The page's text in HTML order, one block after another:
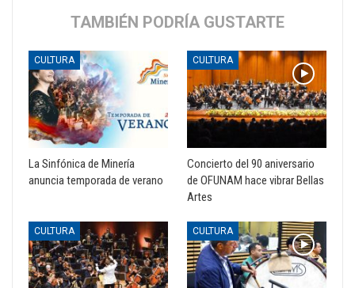
TAMBIÉN PODRÍA GUSTARTE
CULTURA
La Sinfónica de Minería
anuncia temporada de verano
CULTURA
Concierto del 90 aniversario
de OFUNAM hace vibrar Bellas
Artes
CULTURA CULTURA